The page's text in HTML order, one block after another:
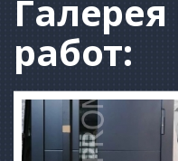
Галерея
работ: